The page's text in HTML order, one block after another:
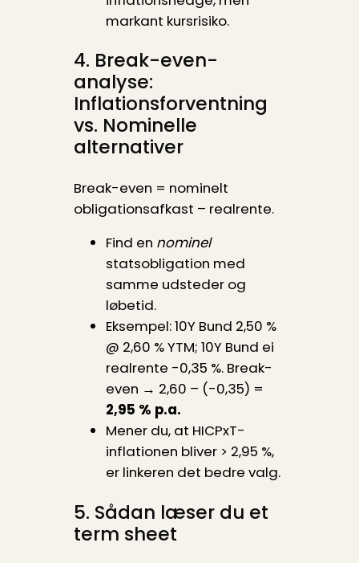
markant kursrisiko.
4. Break-even-
analyse:
Inflationsforventning
vs. Nominelle
alternativer
Break-even = nominelt
obligationsafkast – realrente.
Find en nominel
statsobligation med
samme udsteder og
løbetid.
Eksempel: 10Y Bund 2,50 %
@ 2,60 % YTM; 10Y Bund ei
realrente -0,35 %. Break-
even → 2,60 – (-0,35) =
2,95 % p.a.
Mener du, at HICPxT-
inflationen bliver > 2,95 %,
er linkeren det bedre valg.
5. Sådan læser du et
term sheet